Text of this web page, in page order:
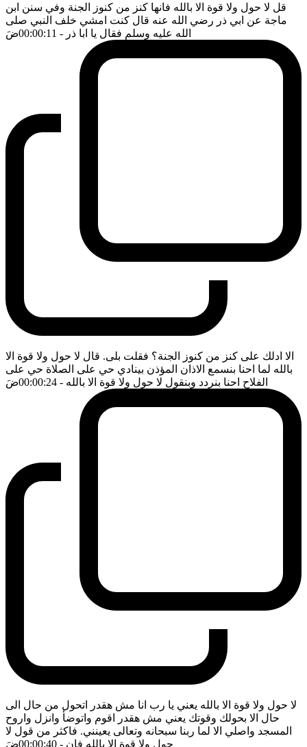
قل لا حول ولا قوة الا بالله فانها كنز من كنوز الجنة وفي سنن ابن
ماجة عن ابي ذر رضي الله عنه قال كنت امشي خلف النبي صلى
الله عليه وسلم فقال يا ابا ذر - 00:00:11 ضَ
الا ادلك على كنز من كنوز الجنة؟ فقلت بلى. قال لا حول ولا قوة الا
بالله لما احنا بنسمع الاذان المؤذن بينادي حي على الصلاة حي على
الفلاح احنا بنردد وبنقول لا حول ولا قوة الا بالله - 00:00:24 ضَ
لا حول ولا قوة الا بالله يعني يا رب انا مش هقدر اتحول من حال الى
حال الا بحولك وقوتك يعني مش هقدر اقوم واتوضأ وانزل واروح
المسجد واصلي الا لما ربنا سبحانه وتعالى يعينني. فاكثر من قول لا
حول ولا قوة الا بالله فان - 00:00:40 ضَ